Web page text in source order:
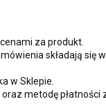
za produkt.
składają
w Sklepie.
metodę